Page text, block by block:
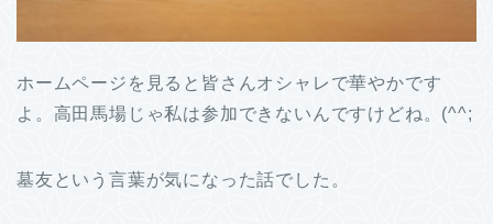
ホームページを見ると皆さんオシャレで華やかです
よ。高田馬場じゃ私は参加できないんですけどね。(^^;
墓友という言葉が気になった話でした。